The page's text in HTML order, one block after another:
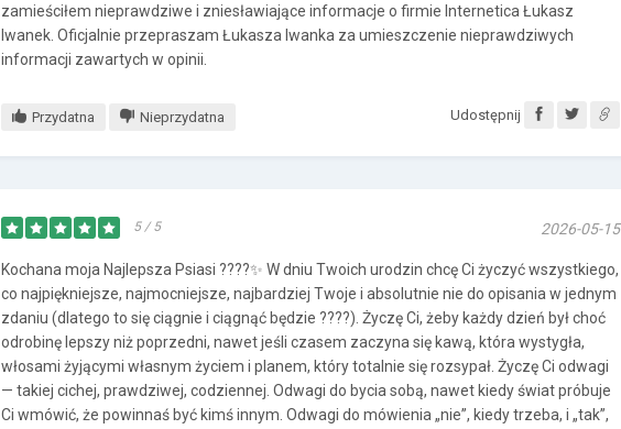
zamieściłem nieprawdziwe i zniesławiające informacje o firmie Internetica Łukasz
Iwanek. Oficjalnie przepraszam Łukasza Iwanka za umieszczenie nieprawdziwych
informacji zawartych w opinii.
Przydatna Nieprzydatna Udostępnij
5 / 5 2026-05-15
Kochana moja Najlepsza Psiasi ????✨ W dniu Twoich urodzin chcę Ci życzyć wszystkiego,
co najpiękniejsze, najmocniejsze, najbardziej Twoje i absolutnie nie do opisania w jednym
zdaniu (dlatego to się ciągnie i ciągnąć będzie ????). Życzę Ci, żeby każdy dzień był choć
odrobinę lepszy niż poprzedni, nawet jeśli czasem zaczyna się kawą, która wystygła,
włosami żyjącymi własnym życiem i planem, który totalnie się rozsypał. Życzę Ci odwagi
— takiej cichej, prawdziwej, codziennej. Odwagi do bycia sobą, nawet kiedy świat próbuje
Ci wmówić, że powinnaś być kimś innym. Odwagi do mówienia „nie”, kiedy trzeba, i „tak”,